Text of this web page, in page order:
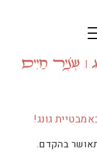
גונג!
בהקדם.